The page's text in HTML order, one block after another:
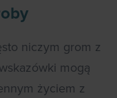
niczym grom z
mogą
życiem z